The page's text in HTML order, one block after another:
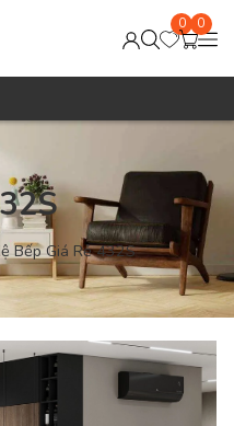
0 0
Bếp Giá Rẻ 432S